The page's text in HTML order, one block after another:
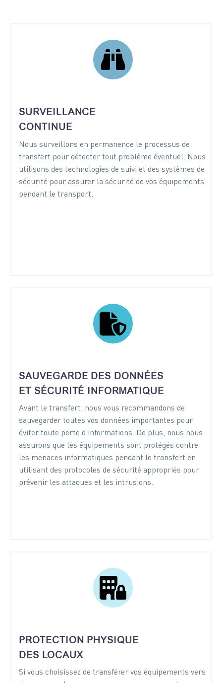


SURVEILLANCE
CONTINUE
Nous surveillons en permanence le processus de
transfert pour détecter tout problème éventuel. Nous
utilisons des technologies de suivi et des systèmes de
sécurité pour assurer la sécurité de vos équipements
pendant le transport.


SAUVEGARDE DES DONNÉES
ET SÉCURITÉ INFORMATIQUE
Avant le transfert, nous vous recommandons de
sauvegarder toutes vos données importantes pour
éviter toute perte d’informations. De plus, nous nous
assurons que les équipements sont protégés contre
les menaces informatiques pendant le transfert en
utilisant des protocoles de sécurité appropriés pour
prévenir les attaques et les intrusions.


PROTECTION PHYSIQUE
DES LOCAUX
Si vous choisissez de transférer vos équipements vers